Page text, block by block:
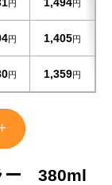
円 円
円 1,405円
円 1,359円
ー 380ml